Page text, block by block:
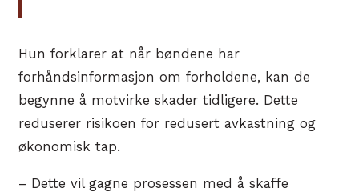
Hun forklarer at når bøndene har
forhåndsinformasjon om forholdene, kan de
begynne å motvirke skader tidligere. Dette
reduserer risikoen for redusert avkastning og
økonomisk tap.
– Dette vil gagne prosessen med å skaffe